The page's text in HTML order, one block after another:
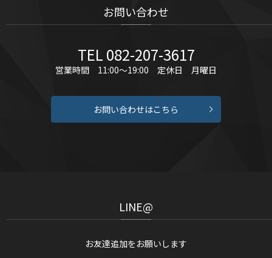
お問い合わせ
TEL 082-207-3617
営業時間 11:00～19:00 定休日 月曜日
お問い合わせはこちら
LINE@
お友達追加をお願いします